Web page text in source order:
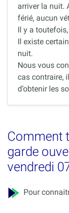
arriver la nuit.
férié, aucun
Il y a
Il existe
nuit.
Nous vous
cas contraire,
d’obtenir les
Comment
garde
vendredi
Pour